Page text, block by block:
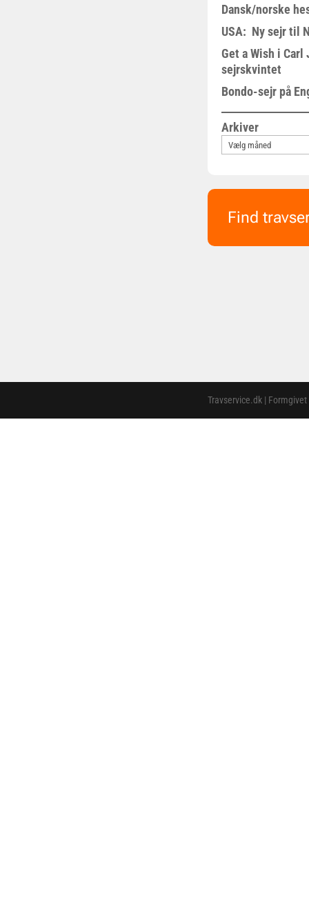
Dansk/norske
USA: Ny sejr til
Get a Wish i Carl
sejrskvintet
Bondo-sejr på
Arkiver
Find
Travservice.dk |